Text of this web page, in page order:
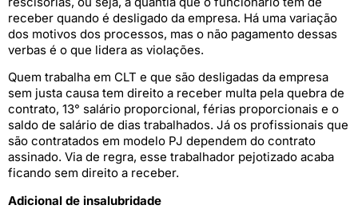
receber quando é desligado da empresa. Há uma variação
dos motivos dos processos, mas o não pagamento dessas
verbas é o que lidera as violações.
Quem trabalha em CLT e que são desligadas da empresa
sem justa causa tem direito a receber multa pela quebra de
contrato, 13° salário proporcional, férias proporcionais e o
saldo de salário de dias trabalhados. Já os profissionais que
são contratados em modelo PJ dependem do contrato
assinado. Via de regra, esse trabalhador pejotizado acaba
ficando sem direito a receber.
Adicional de insalubridade